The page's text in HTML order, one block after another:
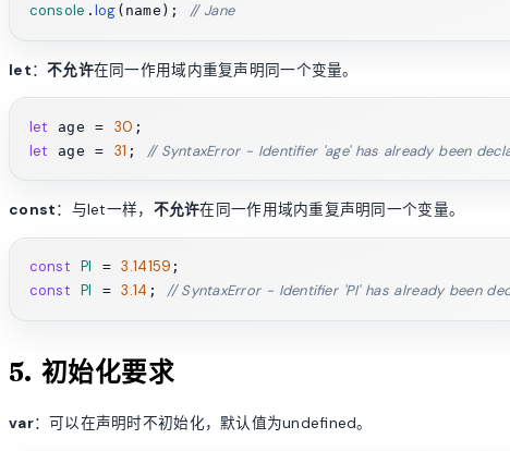
console . log (name); // Jane
let：不允许在同一作用域内重复声明同一个变量。
let age = 30
let age = 31 ; // SyntaxError - Identifier 'age' has already been
const：与let一样， 不允许在同一作用域内重复声明同一个变量。
const PI = 3.14159
const PI = 3.14 ; // SyntaxError - Identifier 'PI' has already been
5. 初始化要求
var：可以在声明时不初始化，默认值为undefined。